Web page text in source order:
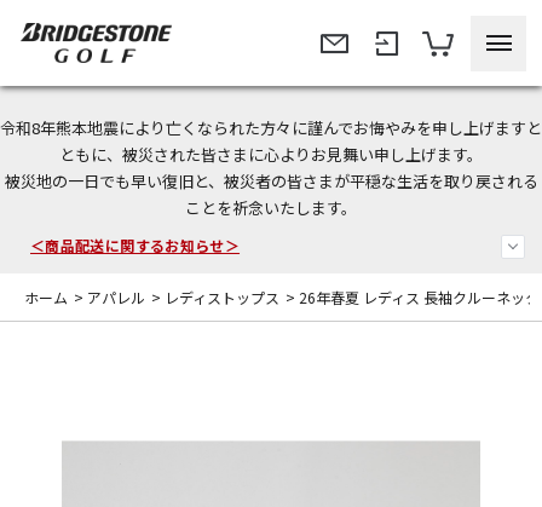
令和8年熊本地震により亡くなられた方々に謹んでお悔やみを申し上げますと
ともに、被災された皆さまに心よりお見舞い申し上げます。
被災地の一日でも早い復旧と、被災者の皆さまが平穏な生活を取り戻される
ことを祈念いたします。
＜夏季休暇中のご注文・発送・お問い合わせ＞
今なら新規会員登録で1,000円OFFクーポンプレゼント！
＜商品配送に関するお知らせ＞
ホーム > アパレル > レディストップス > 26年春夏 レディス 長袖クルーネッ